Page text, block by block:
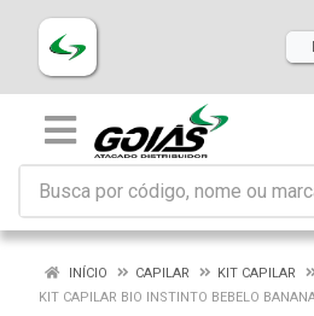
INÍCIO CAPILAR
KIT CAPILAR
KIT CAPILAR BIO INSTINTO BEBELO